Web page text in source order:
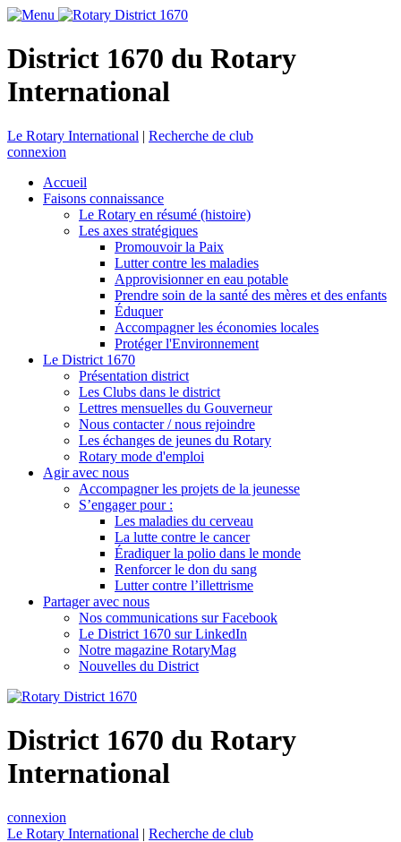
District 1670 du Rotary
International
Le Rotary International | Recherche de club
connexion
Accueil
Faisons connaissance
Le Rotary en résumé (histoire)
Les axes stratégiques
Promouvoir la Paix
Lutter contre les maladies
Approvisionner en eau potable
Prendre soin de la santé des mères et des enfants
Éduquer
Accompagner les économies locales
Protéger l'Environnement
Le District 1670
Présentation district
Les Clubs dans le district
Lettres mensuelles du Gouverneur
Nous contacter / nous rejoindre
Les échanges de jeunes du Rotary
Rotary mode d'emploi
Agir avec nous
Accompagner les projets de la jeunesse
S’engager pour :
Les maladies du cerveau
La lutte contre le cancer
Éradiquer la polio dans le monde
Renforcer le don du sang
Lutter contre l’illettrisme
Partager avec nous
Nos communications sur Facebook
Le District 1670 sur LinkedIn
Notre magazine RotaryMag
Nouvelles du District
District 1670 du Rotary
International
connexion
Le Rotary International | Recherche de club